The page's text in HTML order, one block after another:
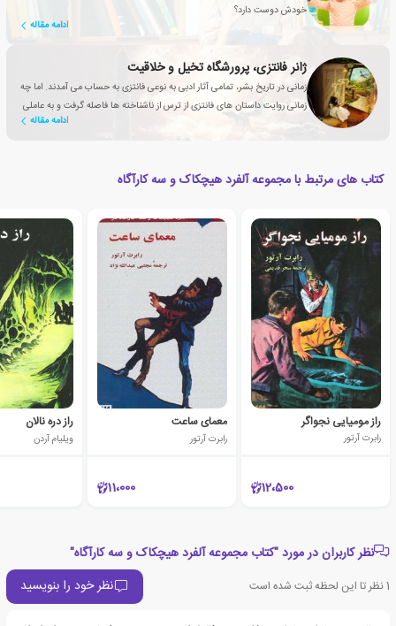
خودش دوست دارد؟
ادامه مقاله
ژانر فانتزی، پرورشگاه تخیل و خلاقیت
زمانی در تاریخ بشر، تمامی آثار ادبی به نوعی فانتزی به حساب می آمدند. اما چه
زمانی روایت داستان های فانتزی از ترس از ناشناخته ها فاصله گرفت و به عاملی
ادامه مقاله
کتاب های مرتبط با مجموعه آلفرد هیچکاک و سه کارآگاه
راز مومیایی نجواگر
رابرت آرتور
12،500
معمای ساعت
رابرت آرتور
11،000
راز دره نالان
ویلیام آردن
نظر کاربران در مورد "کتاب مجموعه آلفرد هیچکاک و سه کارآگاه"
1نظر تا این لحظه ثبت شده است نظر خود را بنویسید